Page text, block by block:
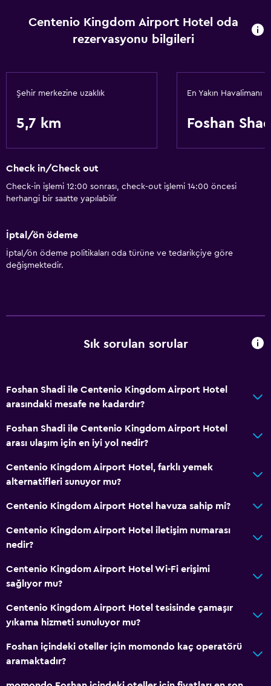
Centenio Kingdom Airport Hotel oda
rezervasyonu bilgileri
Şehir merkezine uzaklık
5,7 km
En Yakın Havalimanı
Foshan
Check in/Check out
Check-in işlemi 12:00 sonrası, check-out işlemi 14:00 öncesi
herhangi bir saatte yapılabilir
İptal/ön ödeme
İptal/ön ödeme politikaları oda türüne ve tedarikçiye göre
değişmektedir.
Sık sorulan sorular
Foshan Shadi ile Centenio Kingdom Airport Hotel
arasındaki mesafe ne kadardır?
Foshan Shadi ile Centenio Kingdom Airport Hotel
arası ulaşım için en iyi yol nedir?
Centenio Kingdom Airport Hotel, farklı yemek
alternatifleri sunuyor mu?
Centenio Kingdom Airport Hotel havuza sahip mi?
Centenio Kingdom Airport Hotel iletişim numarası
nedir?
Centenio Kingdom Airport Hotel Wi-Fi erişimi
sağlıyor mu?
Centenio Kingdom Airport Hotel tesisinde çamaşır
yıkama hizmeti sunuluyor mu?
Foshan içindeki oteller için momondo kaç operatörü
aramaktadır?